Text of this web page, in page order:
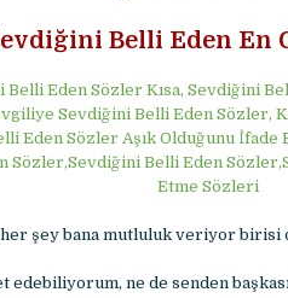
Belli Eden En
Belli Eden Sözler Kısa, Sevdiğini
Sevdiğini Belli Eden Sözler,
Eden Sözler Aşık Olduğunu İfade
Sözler,Sevdiğini Belli Eden
Etme Sözleri
şey bana mutluluk veriyor birisi
edebiliyorum, ne de senden